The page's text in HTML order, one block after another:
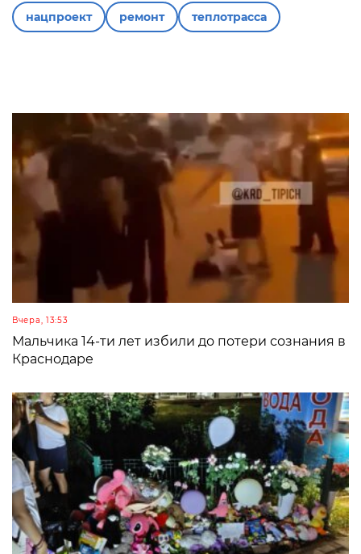
нацпроект ремонт теплотрасса
Вчера, 13:53
Мальчика 14-ти лет избили до потери сознания в
Краснодаре